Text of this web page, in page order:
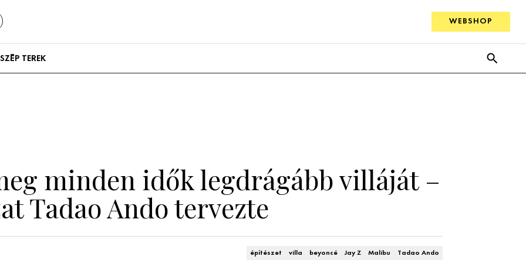
WEBSHOP
SZÉP TEREK
minden idők legdrágább villáját –
Tadao Ando tervezte
építészet villa beyoncé Jay Z Malibu Tadao Ando